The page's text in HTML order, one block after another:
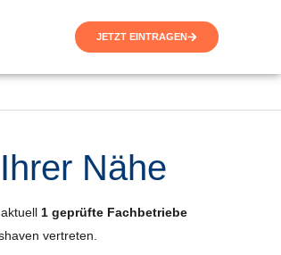
JETZT EINTRAGEN
Nähe
1 geprüfte Fachbetriebe
vertreten.